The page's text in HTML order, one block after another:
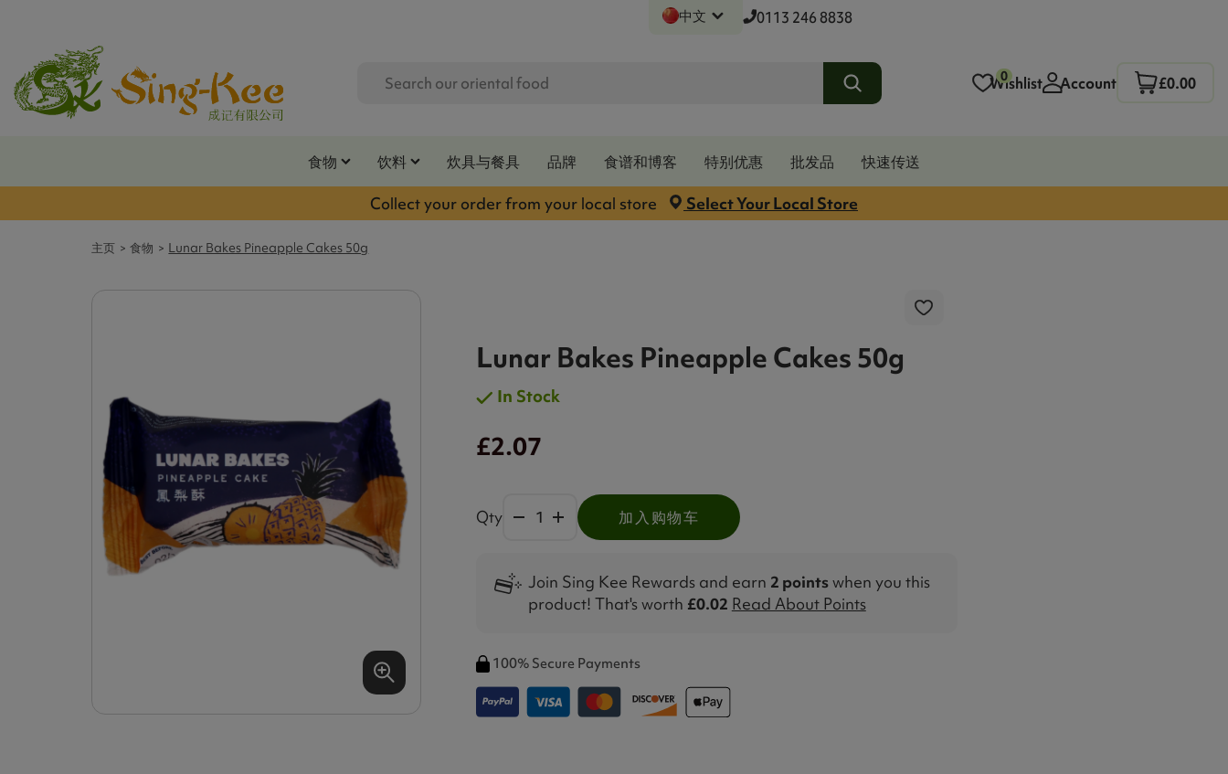
中文 0113 246 8838
0
Wishlist Account £0.00
食物 饮料 炊具与餐具 品牌 食谱和博客 特别优惠 批发品
快速传送
Collect your order from your local store
Select Your Local Store
主页 食物 Lunar Bakes Pineapple Cakes 50g
Lunar Bakes Pineapple Cakes 50g
In Stock
£2.07
Qty 加入购物车
Join Sing Kee Rewards and earn 2 pointswhen you this
product! That's worth £0.02 Read About Points
100% Secure Payments